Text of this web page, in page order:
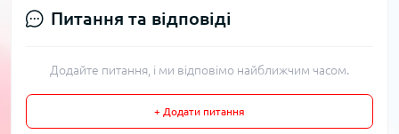
Питання та відповіді
Додайте питання, і ми відповімо найближчим часом.
+ Додати питання